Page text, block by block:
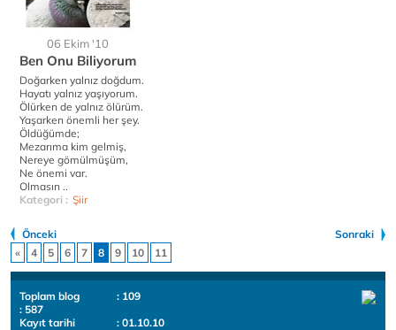
06 Ekim '10
Ben Onu Biliyorum
Doğarken yalnız doğdum.
Hayatı yalnız yaşıyorum.
Ölürken de yalnız ölürüm.
Yaşarken önemli her şey.
Öldüğümde;
Mezarıma kim gelmiş,
Nereye gömülmüşüm,
Ne önemi var.
Olmasın ..
Kategori : Şiir
Önceki
Sonraki
«
4 5 6 7 8 9 10 11
Toplam blog
: 109
: 587
Kayıt tarihi
: 01.10.10